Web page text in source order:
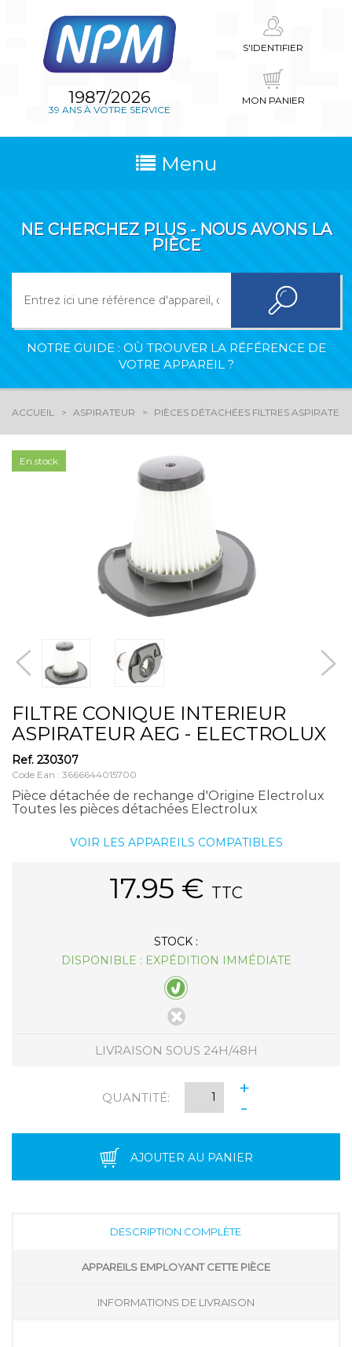
1987/2026
39 ANS À VOTRE SERVICE
S'IDENTIFIER
MON PANIER
Menu
NE CHERCHEZ PLUS - NOUS AVONS LA
PIÈCE
NOTRE GUIDE : OÙ TROUVER LA RÉFÉRENCE DE
VOTRE APPAREIL ?
ACCUEIL ASPIRATEUR PIÈCES DÉTACHÉES FILTRES
En stock
FILTRE CONIQUE INTERIEUR
ASPIRATEUR AEG - ELECTROLUX
Ref. 230307
Code Ean : 3666644015700
Pièce détachée de rechange d'Origine Electrolux
Toutes les pièces détachées Electrolux
VOIR LES APPAREILS COMPATIBLES
17.95 € TTC
STOCK :
DISPONIBLE : EXPÉDITION IMMÉDIATE
LIVRAISON SOUS 24H/48H
QUANTITÉ:
+
-
AJOUTER AU PANIER
DESCRIPTION COMPLÈTE
APPAREILS EMPLOYANT CETTE PIÈCE
INFORMATIONS DE LIVRAISON